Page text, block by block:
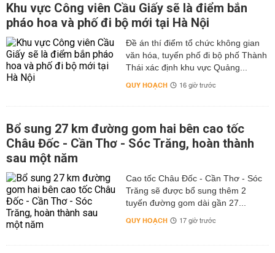
Khu vực Công viên Cầu Giấy sẽ là điểm bắn
pháo hoa và phố đi bộ mới tại Hà Nội
Đề án thí điểm tổ chức không gian
văn hóa, tuyến phố đi bộ phố Thành
Thái xác định khu vực Quảng...
QUY HOẠCH 16 giờ trước
Bổ sung 27 km đường gom hai bên cao tốc
Châu Đốc - Cần Thơ - Sóc Trăng, hoàn thành
sau một năm
Cao tốc Châu Đốc - Cần Thơ - Sóc
Trăng sẽ được bổ sung thêm 2
tuyến đường gom dài gần 27...
QUY HOẠCH 17 giờ trước